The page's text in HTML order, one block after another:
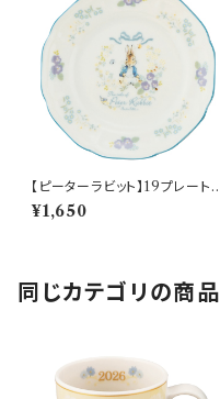
【ピーターラビット】19プレート
(ピーター)【PR650】 PR651-3
30
¥1,650
同じカテゴリの商品